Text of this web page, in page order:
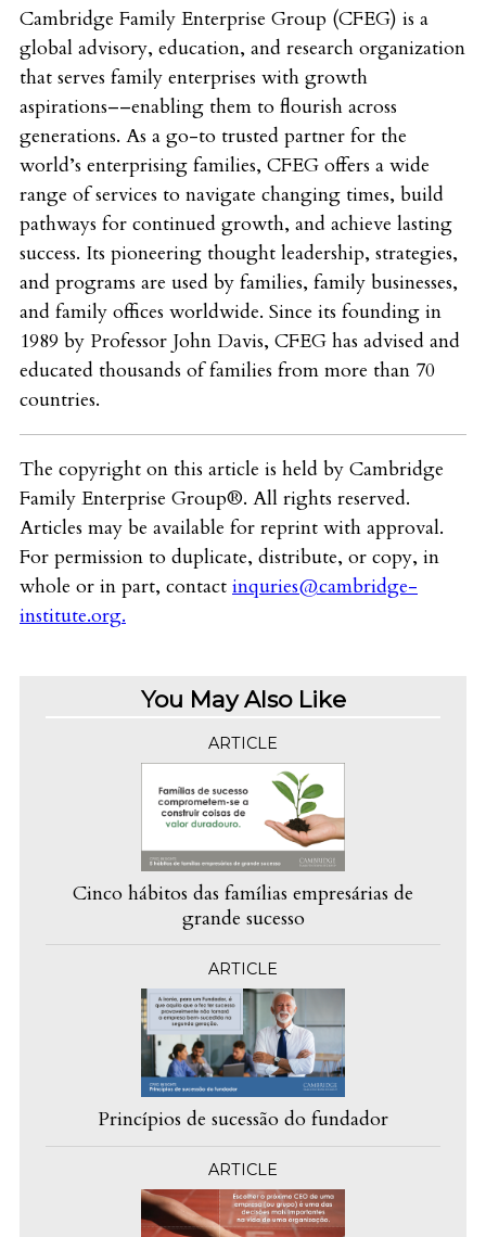
You May Also Like
ARTICLE
Cinco hábitos das famílias empresárias de
grande sucesso
ARTICLE
Princípios de sucessão do fundador
ARTICLE
Cambridge Family Enterprise Group (CFEG) is a
global advisory, education, and research organization
that serves family enterprises with growth
aspirations––enabling them to flourish across
generations. As a go-to trusted partner for the
world’s enterprising families, CFEG offers a wide
range of services to navigate changing times, build
pathways for continued growth, and achieve lasting
success. Its pioneering thought leadership, strategies,
and programs are used by families, family businesses,
and family offices worldwide. Since its founding in
1989 by Professor John Davis, CFEG has advised and
educated thousands of families from more than 70
countries.
The copyright on this article is held by Cambridge
Family Enterprise Group®. All rights reserved.
Articles may be available for reprint with approval.
For permission to duplicate, distribute, or copy, in
whole or in part, contact inquries@cambridge-
institute.org.